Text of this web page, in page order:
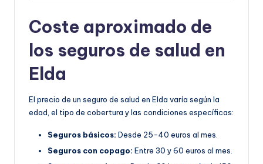
Coste aproximado de
los seguros de salud en
Elda
El precio de un seguro de salud en Elda varía según la
edad, el tipo de cobertura y las condiciones específicas:
Seguros básicos: Desde 25-40 euros al mes.
Seguros con copago: Entre 30 y 60 euros al mes.